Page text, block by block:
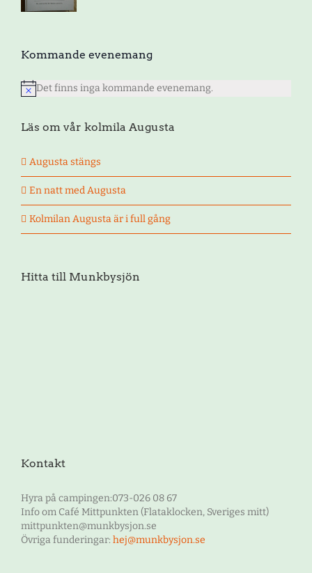
Kommande evenemang
NotisDet finns inga kommande evenemang.
Läs om vår kolmila Augusta
Augusta stängs
En natt med Augusta
Kolmilan Augusta är i full gång
Hitta till Munkbysjön
Kontakt
Hyra på campingen:073-026 08 67
Info om Café Mittpunkten (Flataklocken, Sveriges mitt)
mittpunkten@munkbysjon.se
Övriga funderingar: hej@munkbysjon.se